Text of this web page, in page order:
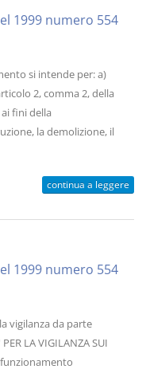
1999 numero 554
si intende per: a)
2, comma 2, della
fini della
la demolizione, il
continua a leggere
1999 numero 554
vigilanza da parte
LA VIGILANZA SUI
funzionamento